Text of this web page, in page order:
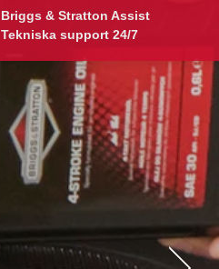
Briggs & Stratton Assist
Tekniska support 24/7